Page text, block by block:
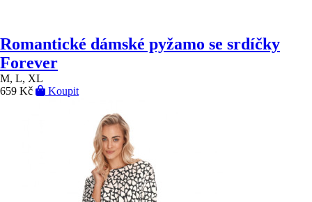
Romantické dámské pyžamo se srdíčky
Forever
M, L, XL
659 Kč
Koupit